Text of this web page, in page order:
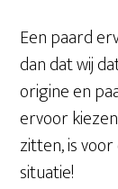
Een paard
dan dat wij
origine en
ervoor
zitten, is
situatie!